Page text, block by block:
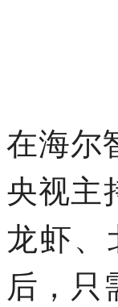
在海尔
央视主
龙虾
后，只